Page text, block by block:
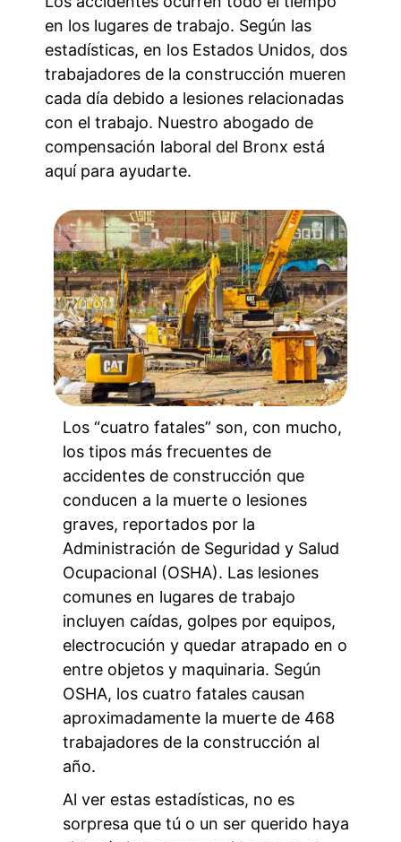
en los lugares de trabajo. Según las
estadísticas, en los Estados Unidos, dos
trabajadores de la construcción mueren
cada día debido a lesiones relacionadas
con el trabajo. Nuestro abogado de
compensación laboral del Bronx está
aquí para ayudarte.
Los “cuatro fatales” son, con mucho,
los tipos más frecuentes de
accidentes de construcción que
conducen a la muerte o lesiones
graves, reportados por la
Administración de Seguridad y Salud
Ocupacional (OSHA). Las lesiones
comunes en lugares de trabajo
incluyen caídas, golpes por equipos,
electrocución y quedar atrapado en o
entre objetos y maquinaria. Según
OSHA, los cuatro fatales causan
aproximadamente la muerte de 468
trabajadores de la construcción al
año.
Al ver estas estadísticas, no es
sorpresa que tú o un ser querido haya